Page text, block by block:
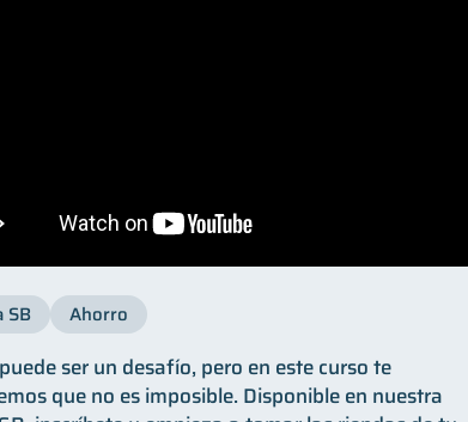
SB Ahorro
ser un desafío, pero en este curso te
que no es imposible. Disponible en nuestra